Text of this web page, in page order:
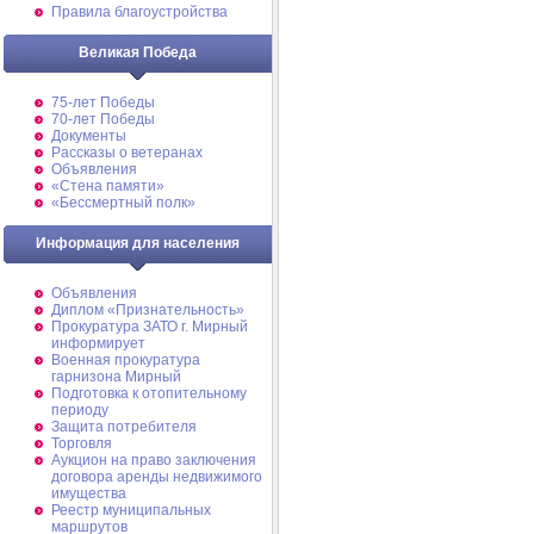
Правила благоустройства
Великая Победа
75-лет Победы
70-лет Победы
Документы
Рассказы о ветеранах
Объявления
«Стена памяти»
«Бессмертный полк»
Информация для населения
Объявления
Диплом «Признательность»
Прокуратура ЗАТО г. Мирный
информирует
Военная прокуратура
гарнизона Мирный
Подготовка к отопительному
периоду
Защита потребителя
Торговля
Аукцион на право заключения
договора аренды недвижимого
имущества
Реестр муниципальных
маршрутов